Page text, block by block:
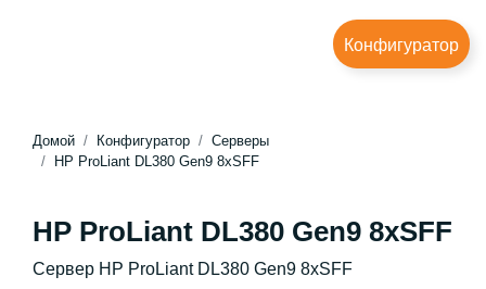
Конфигуратор
Домой Конфигуратор
Серверы
HP ProLiant DL380 Gen9 8xSFF
HP ProLiant DL380 Gen9 8xSFF
Сервер HP ProLiant DL380 Gen9 8xSFF